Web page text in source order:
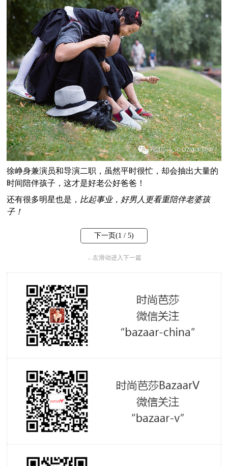
徐峥身兼演员和导演二职，虽然平时很忙，却会抽出大量的
时间陪伴孩子，这才是好老公好爸爸！
还有很多明星也是， 比起事业，好男人更看重陪伴老婆孩
子！
下一页(1 / 5)
← 左滑动进入下一篇